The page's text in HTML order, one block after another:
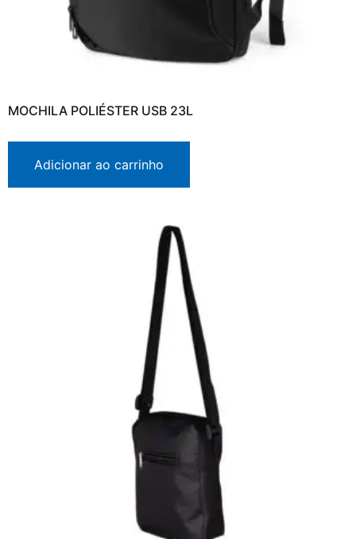
MOCHILA POLIÉSTER USB 23L
Adicionar ao carrinho